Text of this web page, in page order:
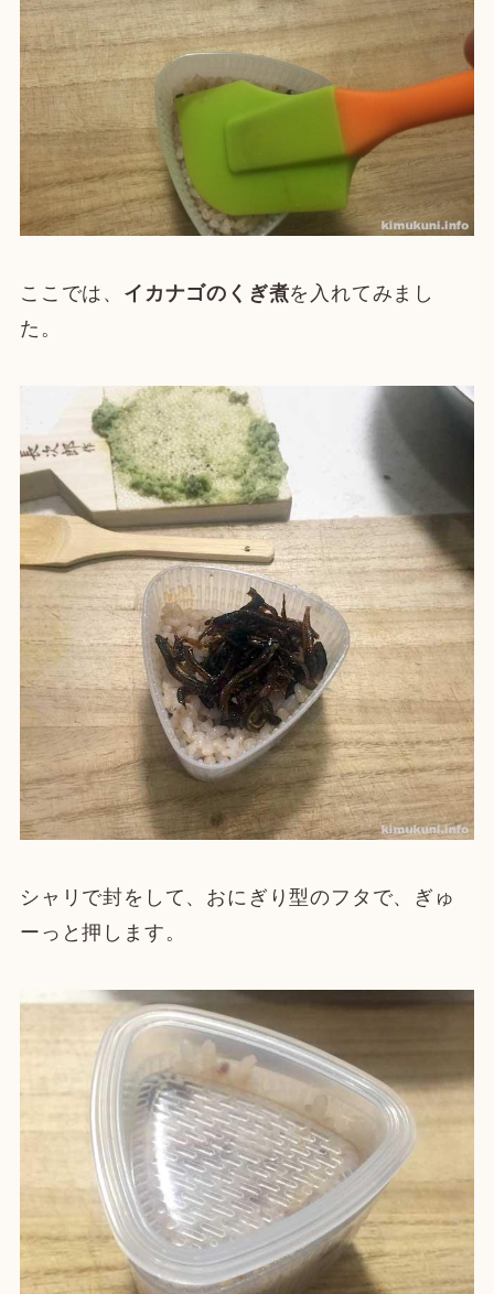
ここでは、 イカナゴのくぎ煮を入れてみまし
た。
シャリで封をして、おにぎり型のフタで、ぎゅ
ーっと押します。